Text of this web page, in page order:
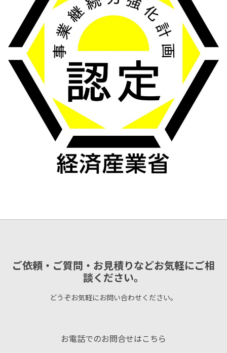
ご依頼・ご質問・お見積りなどお気軽にご相
談ください。
どうぞお気軽にお問い合わせください。
お電話でのお問合せはこちら